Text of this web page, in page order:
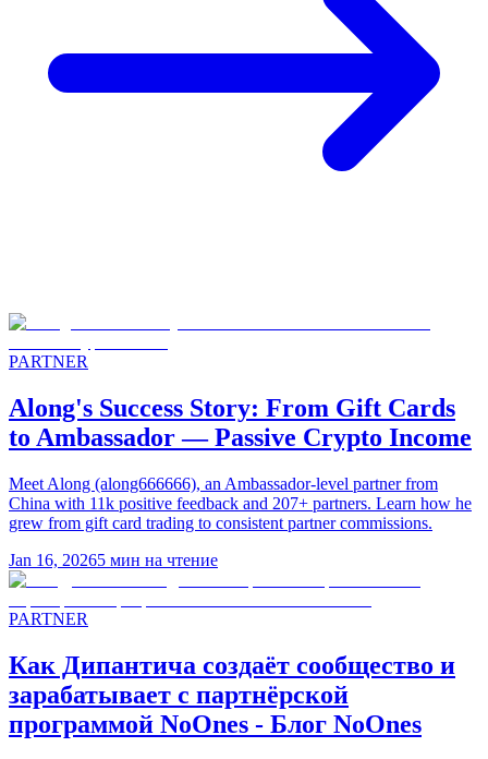
PARTNER
Along's Success Story: From Gift Cards
to Ambassador — Passive Crypto Income
Meet Along (along666666), an Ambassador-level partner from
China with 11k positive feedback and 207+ partners. Learn how he
grew from gift card trading to consistent partner commissions.
Jan 16, 20265 мин на чтение
PARTNER
Как Дипантича создаёт сообщество и
зарабатывает с партнёрской
программой NoOnes - Блог NoOnes